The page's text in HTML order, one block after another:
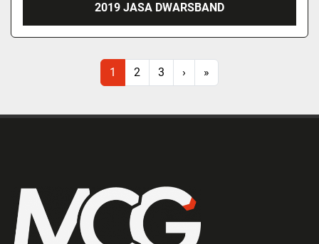
2019 JASA DWARSBAND
1 2 3 › »